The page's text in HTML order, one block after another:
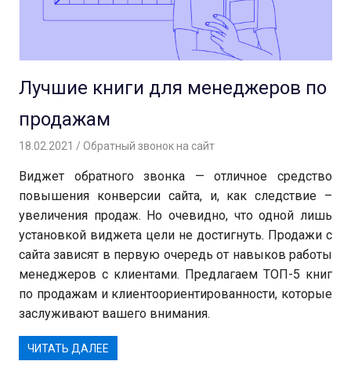
Лучшие книги для менеджеров по
продажам
18.02.2021 Вероника
Обратный звонок на сайт
Виджет обратного звонка — отличное средство
повышения конверсии сайта, и, как следствие –
увеличения продаж. Но очевидно, что одной лишь
установкой виджета цели не достигнуть. Продажи с
сайта зависят в первую очередь от навыков работы
менеджеров с клиентами. Предлагаем ТОП-5 книг
по продажам и клиентоориентированности, которые
заслуживают вашего внимания.
ЧИТАТЬ ДАЛЕЕ